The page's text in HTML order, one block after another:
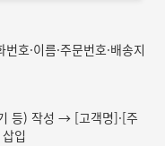
호·이름·주문번호·배송지
등) 작성 → [고객명]·[주
입